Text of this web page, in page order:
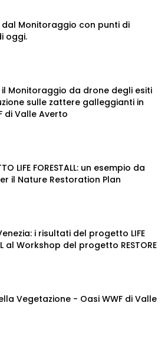
dal Monitoraggio con punti di
oggi.
Monitoraggio da drone degli esiti
sulle zattere galleggianti in
di Valle Averto
LIFE FORESTALL: un esempio da
il Nature Restoration Plan
i risultati del progetto LIFE
al Workshop del progetto RESTORE
Vegetazione - Oasi WWF di Valle